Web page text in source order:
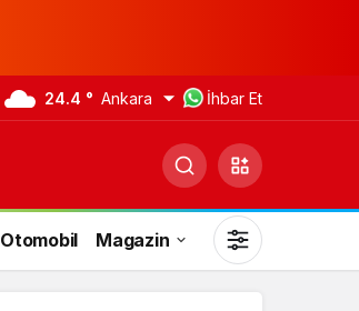
24.4 ° Ankara İhbar Et
Otomobil Magazin